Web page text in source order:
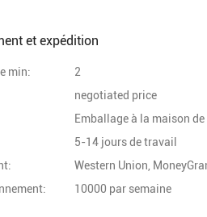
et expédition
min:
2
negotiated price
Emballage à la maison
5-14 jours de travail
Western Union,
10000 par semaine